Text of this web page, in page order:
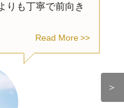
りも丁寧で前向き
Read More
＞